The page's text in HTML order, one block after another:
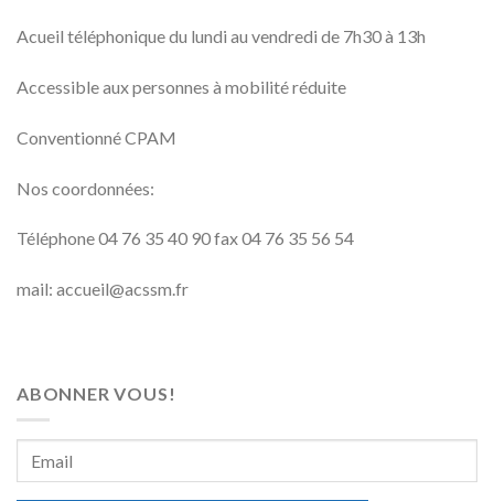
Acueil téléphonique du lundi au vendredi de 7h30 à 13h
Accessible aux personnes à mobilité réduite
Conventionné CPAM
Nos coordonnées:
Téléphone 04 76 35 40 90 fax 04 76 35 56 54
mail: accueil@acssm.fr
ABONNER VOUS!